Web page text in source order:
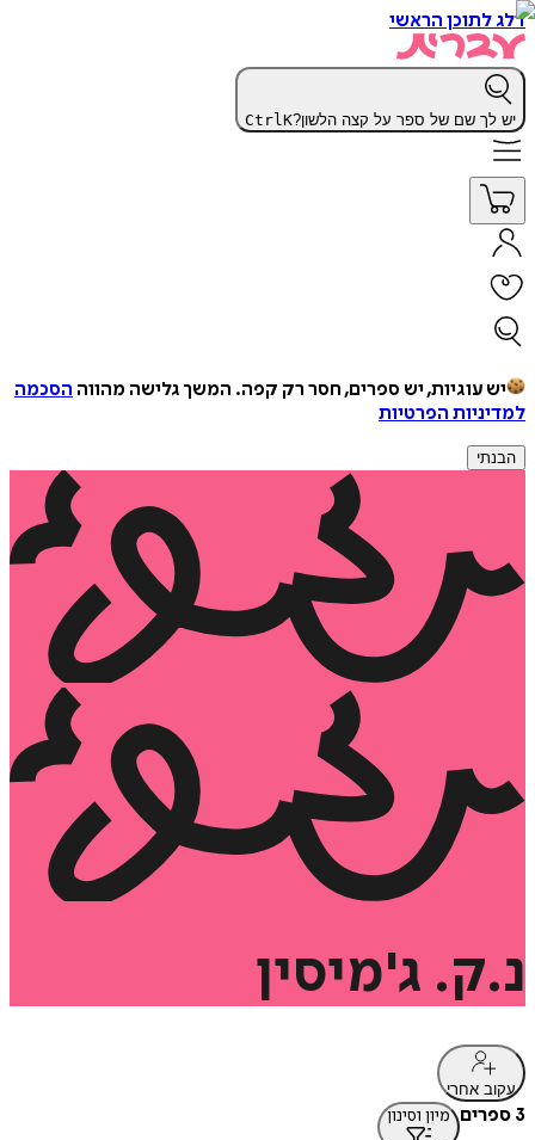
דלג לתוכן הראשי
יש לך שם של ספר על קצה הלשון? CtrlK
יש עוגיות, יש ספרים, חסר רק קפה. המשך גלישה מהווה הסכמה
למדיניות הפרטיות
הבנתי
נ.ק. ג'מיסין
עקוב אחרי
3 ספרים מיון וסינון